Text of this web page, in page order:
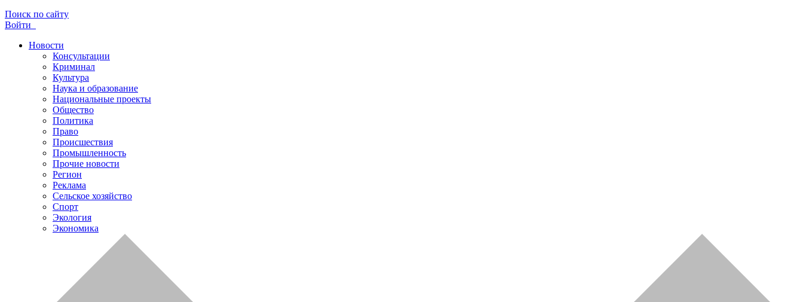
Поиск по сайту
Войти
Новости
Консультации
Криминал
Культура
Наука и образование
Национальные проекты
Общество
Политика
Право
Происшествия
Промышленность
Прочие новости
Регион
Реклама
Сельское хозяйство
Спорт
Экология
Экономика